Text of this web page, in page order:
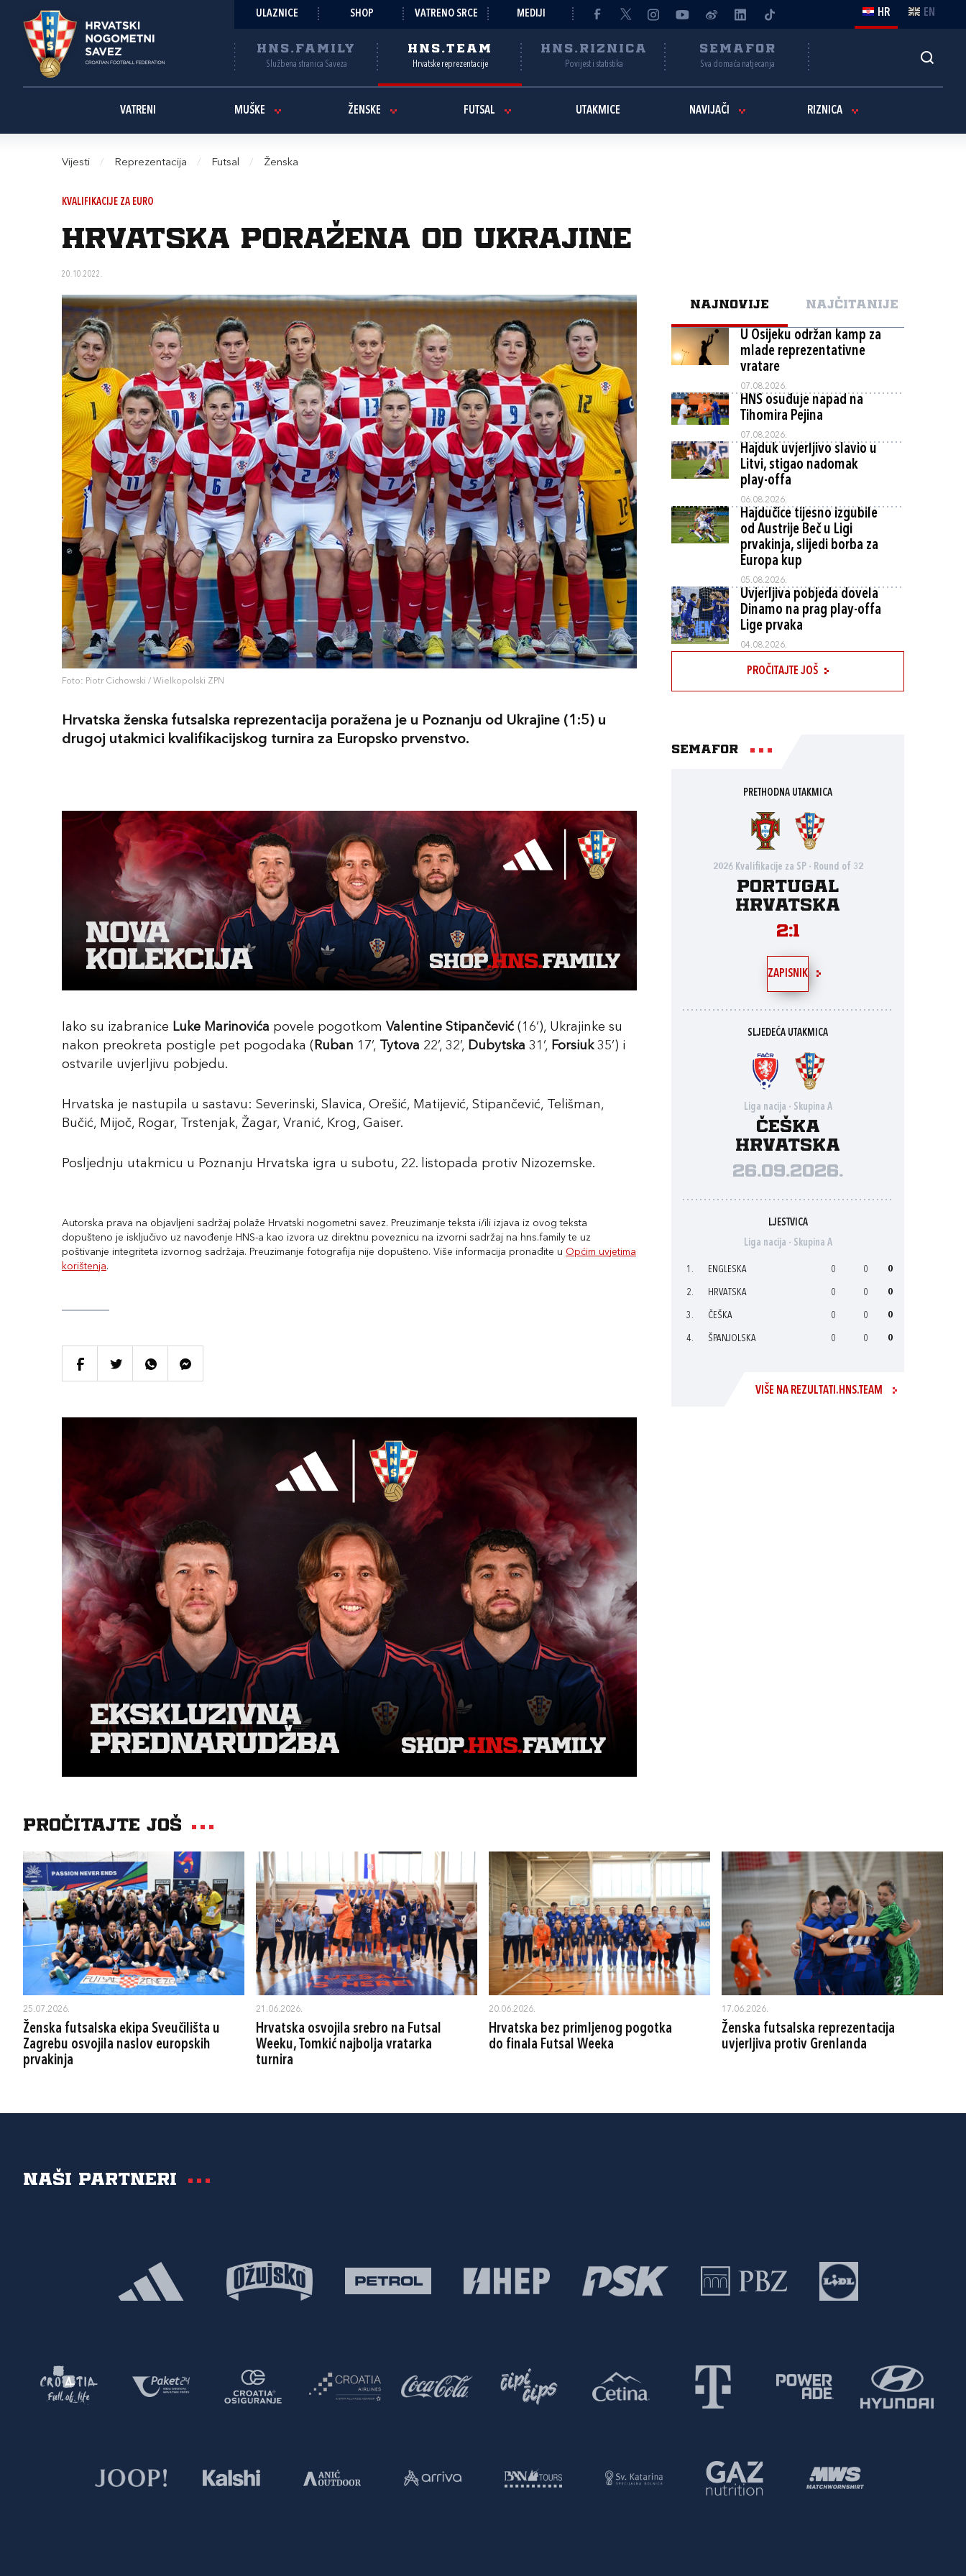
ULAZNICE SHOP VATRENO SRCE MEDIJI HR EN
HNS.FAMILY
Službena stranica Saveza
HNS.TEAM
Hrvatske reprezentacije
HNS.RIZNICA
Povijest i statistika
SEMAFOR
Sva domaća natjecanja
VATRENI MUŠKE ŽENSKE FUTSAL UTAKMICE NAVIJAČI RIZNICA
Vijesti / Reprezentacija / Futsal / Ženska
KVALIFIKACIJE ZA EURO
Hrvatska poražena od Ukrajine
20.10.2022.
Foto: Piotr Cichowski / Wielkopolski ZPN
Hrvatska ženska futsalska reprezentacija poražena je u Poznanju od Ukrajine (1:5) u
drugoj utakmici kvalifikacijskog turnira za Europsko prvenstvo.
Iako su izabranice Luke Marinovića povele pogotkom Valentine Stipančević(16’), Ukrajinke su
nakon preokreta postigle pet pogodaka ( Ruban 17’, Tytova 22’, 32’, Dubytska 31’, Forsiuk35’) i
ostvarile uvjerljivu pobjedu.
Hrvatska je nastupila u sastavu: Severinski, Slavica, Orešić, Matijević, Stipančević, Telišman,
Bučić, Mijoč, Rogar, Trstenjak, Žagar, Vranić, Krog, Gaiser.
Posljednju utakmicu u Poznanju Hrvatska igra u subotu, 22. listopada protiv Nizozemske.
Autorska prava na objavljeni sadržaj polaže Hrvatski nogometni savez. Preuzimanje teksta i/ili izjava iz ovog teksta
dopušteno je isključivo uz navođenje HNS-a kao izvora uz direktnu poveznicu na izvorni sadržaj na hns.family te uz
poštivanje integriteta izvornog sadržaja. Preuzimanje fotografija nije dopušteno. Više informacija pronađite u Općim uvjetima
korištenja.
NAJNOVIJE NAJČITANIJE
U Osijeku održan kamp za
mlade reprezentativne
vratare
07.08.2026.
HNS osuđuje napad na
Tihomira Pejina
07.08.2026.
Hajduk uvjerljivo slavio u
Litvi, stigao nadomak
play-offa
06.08.2026.
Hajdučice tijesno izgubile
od Austrije Beč u Ligi
prvakinja, slijedi borba za
Europa kup
05.08.2026.
Uvjerljiva pobjeda dovela
Dinamo na prag play-offa
Lige prvaka
04.08.2026.
PROČITAJTE JOŠ
Semafor
PRETHODNA UTAKMICA
2026 Kvalifikacije za SP - Round of 32
Portugal
Hrvatska
2:1
ZAPISNIK
SLJEDEĆA UTAKMICA
Liga nacija - Skupina A
Češka
Hrvatska
26.09.2026.
LJESTVICA
Liga nacija - Skupina A
1. ENGLESKA 0 0 0
2. HRVATSKA 0 0 0
3. ČEŠKA 0 0 0
4. ŠPANJOLSKA 0 0 0
VIŠE NA REZULTATI.HNS.TEAM
Pročitajte još
25.07.2026.
Ženska futsalska ekipa Sveučilišta u
Zagrebu osvojila naslov europskih
prvakinja
21.06.2026.
Hrvatska osvojila srebro na Futsal
Weeku, Tomkić najbolja vratarka
turnira
20.06.2026.
Hrvatska bez primljenog pogotka
do finala Futsal Weeka
17.06.2026.
Ženska futsalska reprezentacija
uvjerljiva protiv Grenlanda
Naši partneri